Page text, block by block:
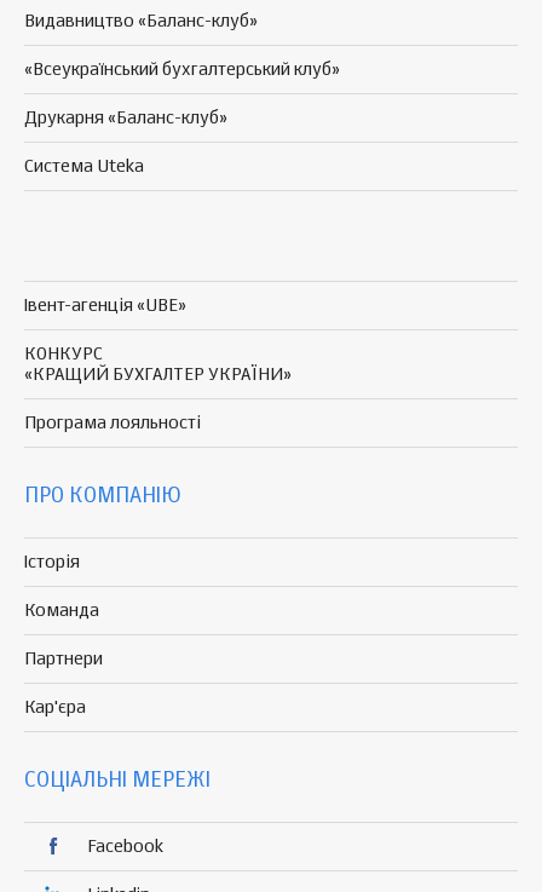
Видавництво «Баланс-клуб»
«Всеукраїнський бухгалтерський клуб»
Друкарня «Баланс-клуб»
Система Uteka
Івент-агенція «UBE»
КОНКУРС
«КРАЩИЙ БУХГАЛТЕР УКРАЇНИ»
Програма лояльності
ПРО КОМПАНІЮ
Історія
Команда
Партнери
Кар'єра
СОЦІАЛЬНІ МЕРЕЖІ
Facebook